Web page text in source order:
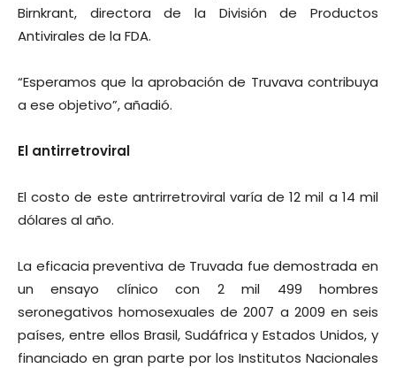
Birnkrant, directora de la División de Productos
Antivirales de la FDA.
“Esperamos que la aprobación de Truvava contribuya
a ese objetivo”, añadió.
El antirretroviral
El costo de este antrirretroviral varía de 12 mil a 14 mil
dólares al año.
La eficacia preventiva de Truvada fue demostrada en
un ensayo clínico con 2 mil 499 hombres
seronegativos homosexuales de 2007 a 2009 en seis
países, entre ellos Brasil, Sudáfrica y Estados Unidos, y
financiado en gran parte por los Institutos Nacionales